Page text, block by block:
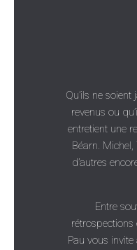
Qu’ils ne
revenus ou
entretient une
Béarn.
d’autres
Entre
rétrospections
Pau vous